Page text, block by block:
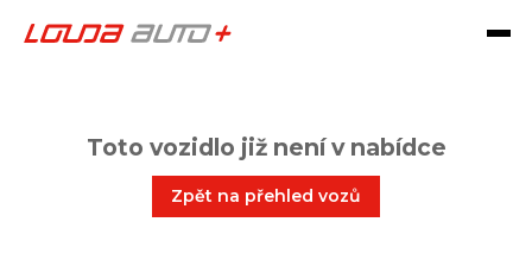
Toto vozidlo již není v nabídce
Zpět na přehled vozů